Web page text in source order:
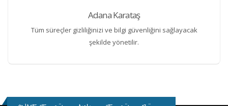
Adana Karataş
Tüm süreçler gizliliğinizi ve bilgi güvenliğini sağlayacak
şekilde yönetilir.